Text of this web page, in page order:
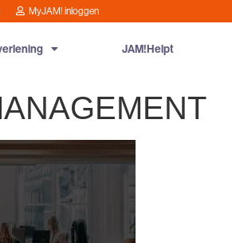
MyJAM! inloggen
JAM!Helpt